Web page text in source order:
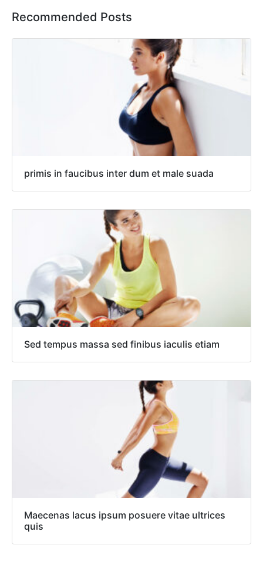
Recommended Posts
primis in faucibus inter dum et male suada
Sed tempus massa sed finibus iaculis etiam
Maecenas lacus ipsum posuere vitae ultrices
quis